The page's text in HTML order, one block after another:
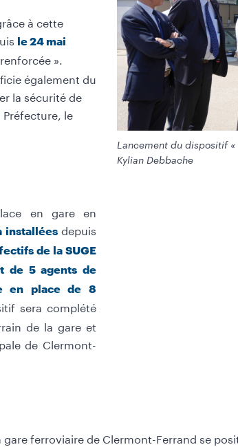
à cette
le 24 mai
».
également du
la sécurité de
le
en gare en
installéesdepuis
de la SUGE
de 5 agents de
en place de 8
sera complété
de la gare et
de Clermont-
Lancement du dispositif
Kylian Debbache
gare ferroviaire de Clermont-Ferrand se